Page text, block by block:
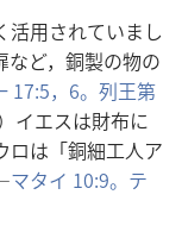
活用​さ​れ​て​い​まし​
など，銅製​の​物​の​
17:5，6。 列王​第​
イエス​は​財布​に​
ロ​は「銅​細工​人​ア
マタイ 10:9。 テ